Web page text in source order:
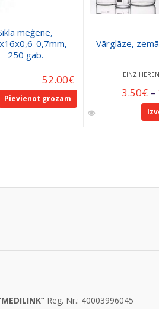
mēģene,
0,7mm,
250 gab.
52.00€
Pievienot grozam
Vārglāze,
HEINZ
3.50€–
Reg. Nr.: 40003996045